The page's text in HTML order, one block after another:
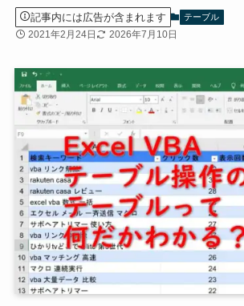
記事内には広告が含まれます テーブル
2021年2月24日 2026年7月10日